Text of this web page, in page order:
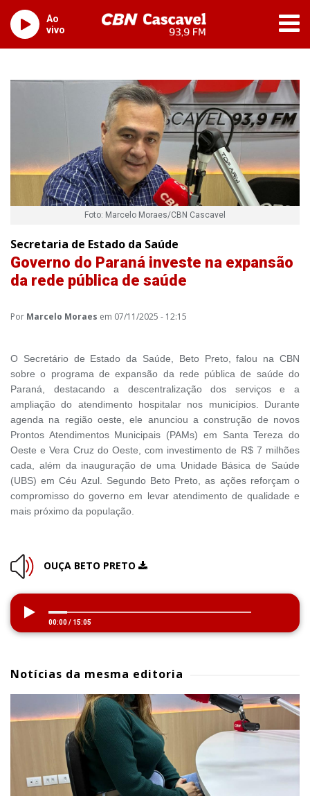
Ao
vivo
Foto: Marcelo Moraes/CBN Cascavel
Secretaria de Estado da Saúde
Governo do Paraná investe na expansão
da rede pública de saúde
Por Marcelo Moraes em 07/11/2025 - 12:15
O Secretário de Estado da Saúde, Beto Preto, falou na CBN
sobre o programa de expansão da rede pública de saúde do
Paraná, destacando a descentralização dos serviços e a
ampliação do atendimento hospitalar nos municípios. Durante
agenda na região oeste, ele anunciou a construção de novos
Prontos Atendimentos Municipais (PAMs) em Santa Tereza do
Oeste e Vera Cruz do Oeste, com investimento de R$ 7 milhões
cada, além da inauguração de uma Unidade Básica de Saúde
(UBS) em Céu Azul. Segundo Beto Preto, as ações reforçam o
compromisso do governo em levar atendimento de qualidade e
mais próximo da população.
OUÇA BETO PRETO
00:00/ 15:05
Notícias da mesma editoria